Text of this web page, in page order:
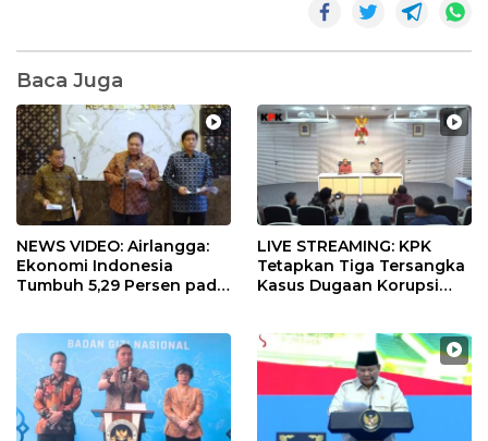
Baca Juga
NEWS VIDEO: Airlangga:
Ekonomi Indonesia
Tumbuh 5,29 Persen pada
LIVE STREAMING: KPK
Tetapkan Tiga Tersangka
Kasus Dugaan Korupsi